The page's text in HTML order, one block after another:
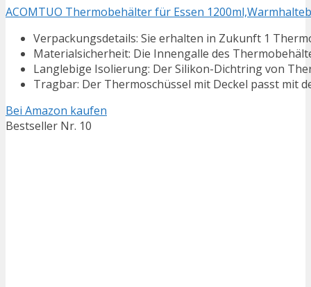
ACOMTUO Thermobehälter für Essen
Verpackungsdetails: Sie erhalten in Zukunft 1
Materialsicherheit: Die Innengalle des
Langlebige Isolierung: Der Silikon-Dichtring von
Tragbar: Der Thermoschüssel mit Deckel passt mit
Bei Amazon kaufen
Bestseller Nr. 10